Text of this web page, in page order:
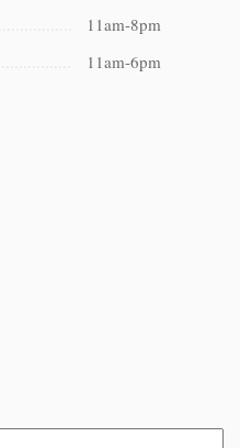
11am-8pm
11am-6pm